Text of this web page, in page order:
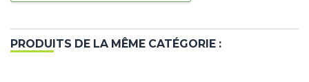
PRODUITS DE LA MÊME CATÉGORIE :